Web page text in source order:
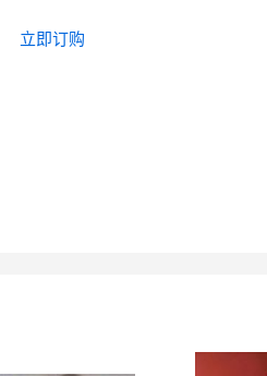
立即订购